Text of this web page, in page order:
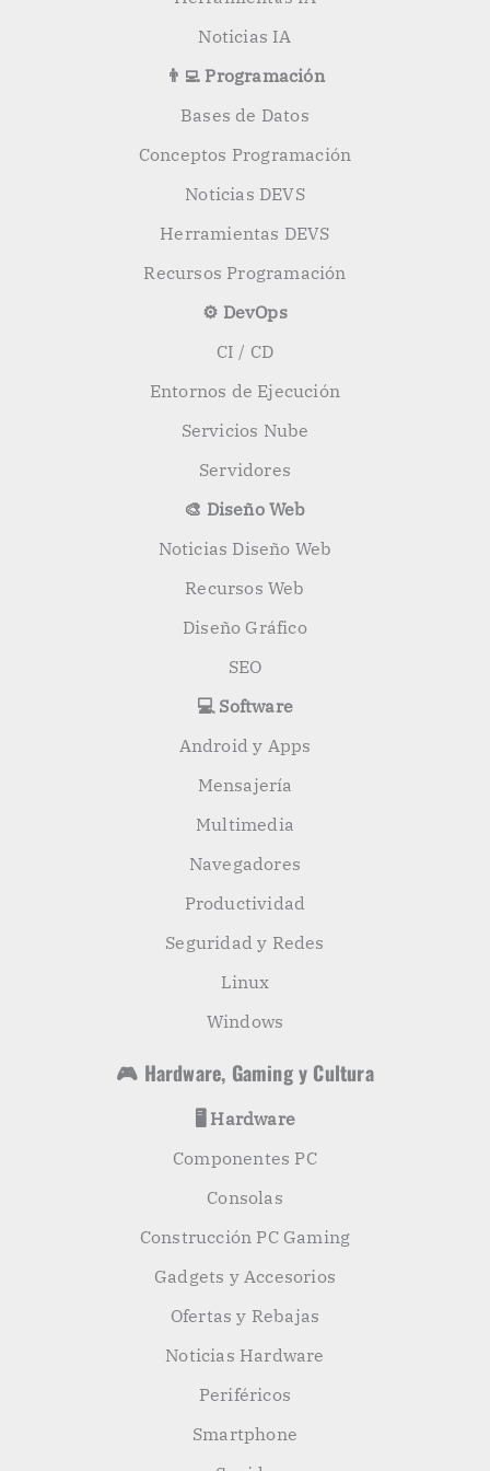
Noticias IA
👨‍💻 Programación
Bases de Datos
Conceptos Programación
Noticias DEVS
Herramientas DEVS
Recursos Programación
⚙️ DevOps
CI / CD
Entornos de Ejecución
Servicios Nube
Servidores
🎨 Diseño Web
Noticias Diseño Web
Recursos Web
Diseño Gráfico
SEO
💻 Software
Android y Apps
Mensajería
Multimedia
Navegadores
Productividad
Seguridad y Redes
Linux
Windows
🎮 Hardware, Gaming y Cultura
🖥️ Hardware
Componentes PC
Consolas
Construcción PC Gaming
Gadgets y Accesorios
Ofertas y Rebajas
Noticias Hardware
Periféricos
Smartphone